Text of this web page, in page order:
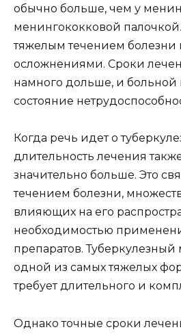
обычно больше, чем у
менингококковой палочкой.
тяжелым течением
осложнениями. Сроки
намного дольше, и больной
состояние
Когда речь идет о
длительность лечения
значительно больше. Это
течением болезни,
влияющих на его
необходимостью
препаратов. Туберкулезный
одной из самых тяжелых
требует длительного и
Однако точные сроки